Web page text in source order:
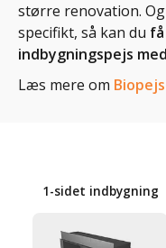
større renovation.
specifikt, så kan du
indbygningspejs
Læs mere om
1-sidet indbygning